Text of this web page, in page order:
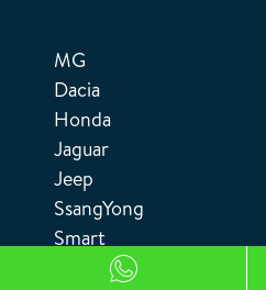
MG
Dacia
Honda
Jaguar
Jeep
SsangYong
Smart
Subaru